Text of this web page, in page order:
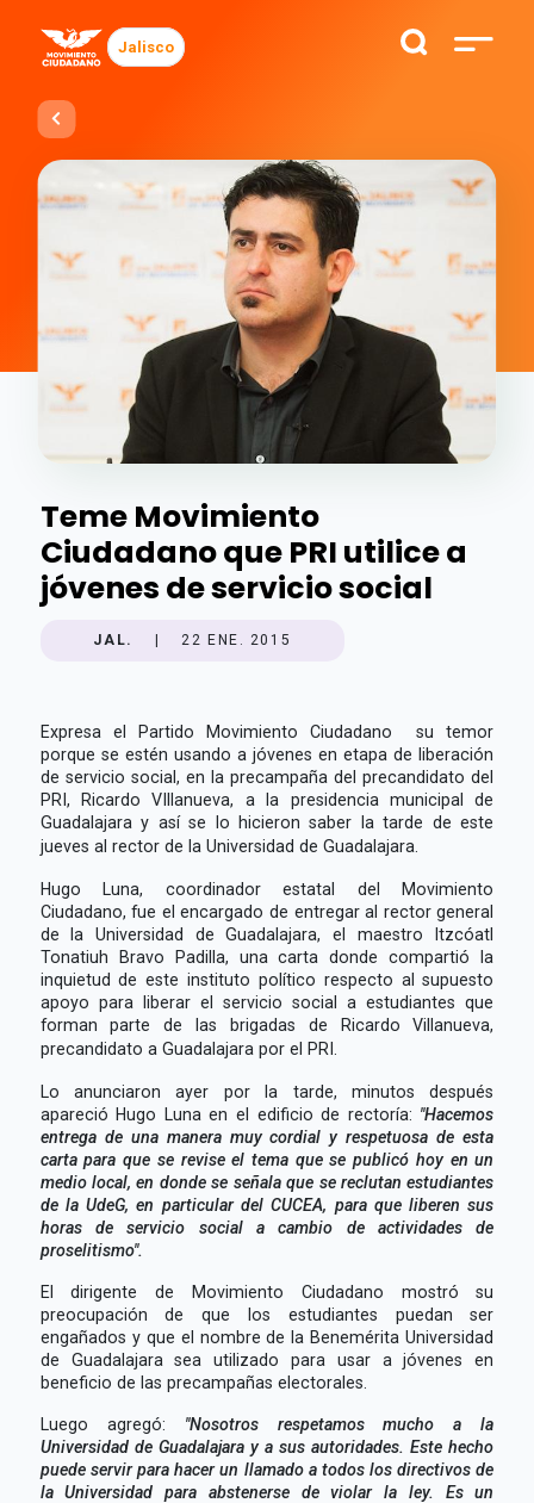
Jalisco
Teme Movimiento
Ciudadano que PRI utilice a
jóvenes de servicio social
JAL. 22 ENE. 2015
Expresa el Partido Movimiento Ciudadano su temor
porque se estén usando a jóvenes en etapa de liberación
de servicio social, en la precampaña del precandidato del
PRI, Ricardo VIllanueva, a la presidencia municipal de
Guadalajara y así se lo hicieron saber la tarde de este
jueves al rector de la Universidad de Guadalajara.
Hugo Luna, coordinador estatal del Movimiento
Ciudadano, fue el encargado de entregar al rector general
de la Universidad de Guadalajara, el maestro Itzcóatl
Tonatiuh Bravo Padilla, una carta donde compartió la
inquietud de este instituto político respecto al supuesto
apoyo para liberar el servicio social a estudiantes que
forman parte de las brigadas de Ricardo Villanueva,
precandidato a Guadalajara por el PRI.
Lo anunciaron ayer por la tarde, minutos después
apareció Hugo Luna en el edificio de rectoría: "Hacemos
entrega de una manera muy cordial y respetuosa de esta
carta para que se revise el tema que se publicó hoy en un
medio local, en donde se señala que se reclutan estudiantes
de la UdeG, en particular del CUCEA, para que liberen sus
horas de servicio social a cambio de actividades de
proselitismo".
El dirigente de Movimiento Ciudadano mostró su
preocupación de que los estudiantes puedan ser
engañados y que el nombre de la Benemérita Universidad
de Guadalajara sea utilizado para usar a jóvenes en
beneficio de las precampañas electorales.
Luego agregó: "Nosotros respetamos mucho a la
Universidad de Guadalajara y a sus autoridades. Este hecho
puede servir para hacer un llamado a todos los directivos de
la Universidad para abstenerse de violar la ley. Es un